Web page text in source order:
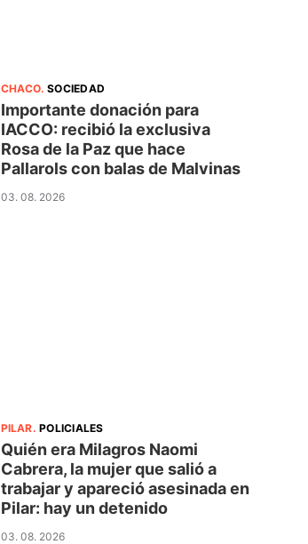
CHACO.SOCIEDAD
Importante donación para
IACCO: recibió la exclusiva
Rosa de la Paz que hace
Pallarols con balas de Malvinas
03. 08. 2026
PILAR.POLICIALES
Quién era Milagros Naomi
Cabrera, la mujer que salió a
trabajar y apareció asesinada en
Pilar: hay un detenido
03. 08. 2026